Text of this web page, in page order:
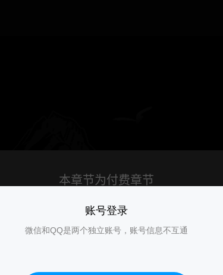
账号登录
微信和QQ是两个独立账号，账号信息不互通